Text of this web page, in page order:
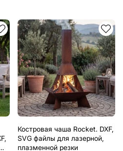
Костровая чаша Rocket. DXF,
SVG файлы для лазерной,
плазменной резки